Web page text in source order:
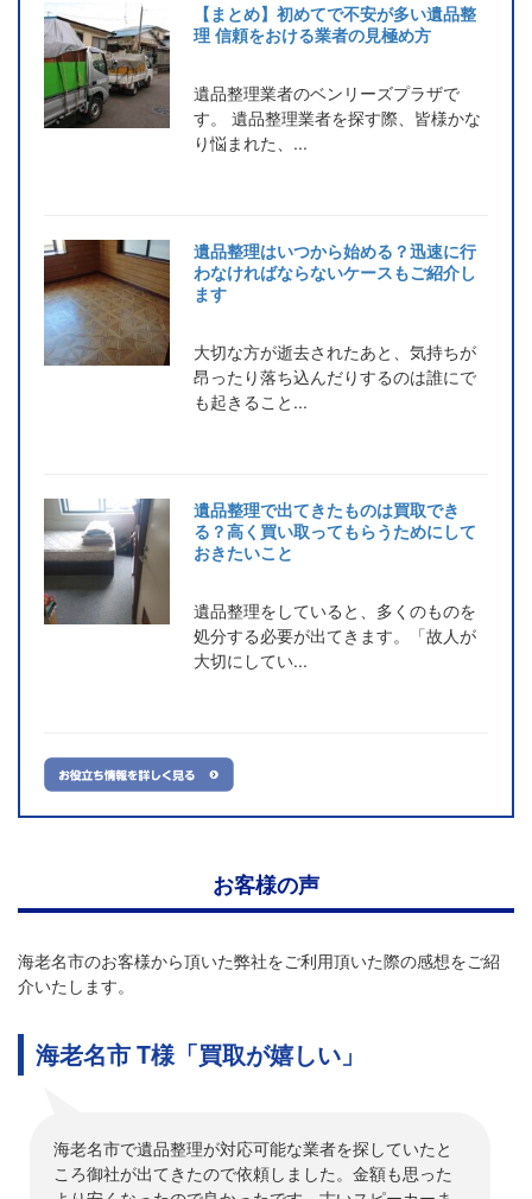
【まとめ】初めてで不安が多い遺品整
理 信頼をおける業者の見極め方
遺品整理業者のベンリーズプラザで
す。 遺品整理業者を探す際、皆様かな
り悩まれた、...
遺品整理はいつから始める？迅速に行
わなければならないケースもご紹介し
ます
大切な方が逝去されたあと、気持ちが
昂ったり落ち込んだりするのは誰にで
も起きること...
遺品整理で出てきたものは買取でき
る？高く買い取ってもらうためにして
おきたいこと
遺品整理をしていると、多くのものを
処分する必要が出てきます。「故人が
大切にしてい...
お客様の声
海老名市のお客様から頂いた弊社をご利用頂いた際の感想をご紹
介いたします。
海老名市 T様「買取が嬉しい」
海老名市で遺品整理が対応可能な業者を探していたと
ころ御社が出てきたので依頼しました。金額も思った